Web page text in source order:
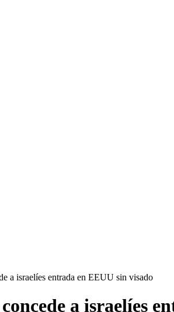
a israelíes entrada en EEUU sin visado
a israelíes